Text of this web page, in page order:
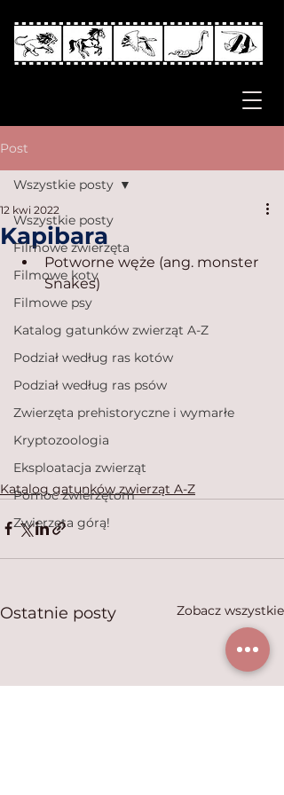
Post
Wszystkie posty
Filmowe zwierzęta
Filmowe koty
Filmowe psy
Katalog gatunków zwierząt A-Z
Podział według ras kotów
Podział według ras psów
Zwierzęta prehistoryczne i wymarłe
Kryptozoologia
Eksploatacja zwierząt
Pomoc zwierzętom
Zwierzęta górą!
Wszystkie posty
Kapibara
12 kwi 2022
Potworne węże (ang. monster
Snakes)
Katalog gatunków zwierząt A-Z
Ostatnie posty Zobacz wszystkie